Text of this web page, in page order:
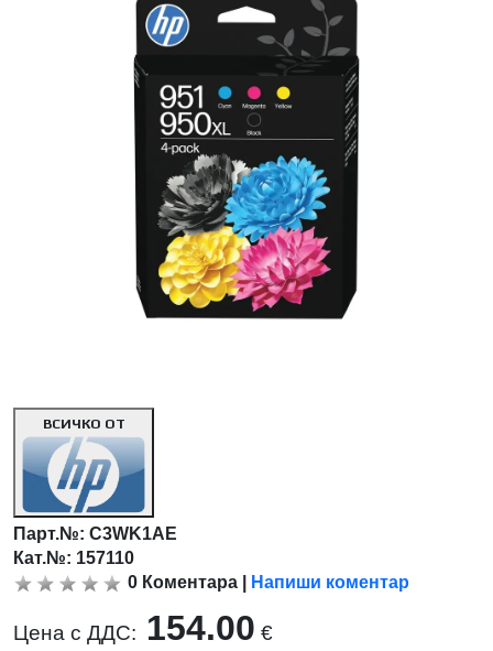
ВСИЧКО ОТ
Парт.№:C3WK1AE
Кат.№: 157110
0 Коментара Напиши коментар
Цена с ДДС: 154.00 €